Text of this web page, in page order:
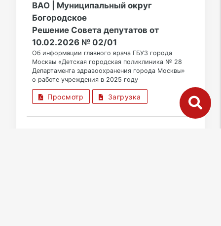
ВАО | Муниципальный округ
Богородское
Решение Совета депутатов от
10.02.2026 № 02/01
Об информации главного врача ГБУЗ города
Москвы «Детская городская поликлиника № 28
Департамента здравоохранения города Москвы»
о работе учреждения в 2025 году
Просмотр Загрузка